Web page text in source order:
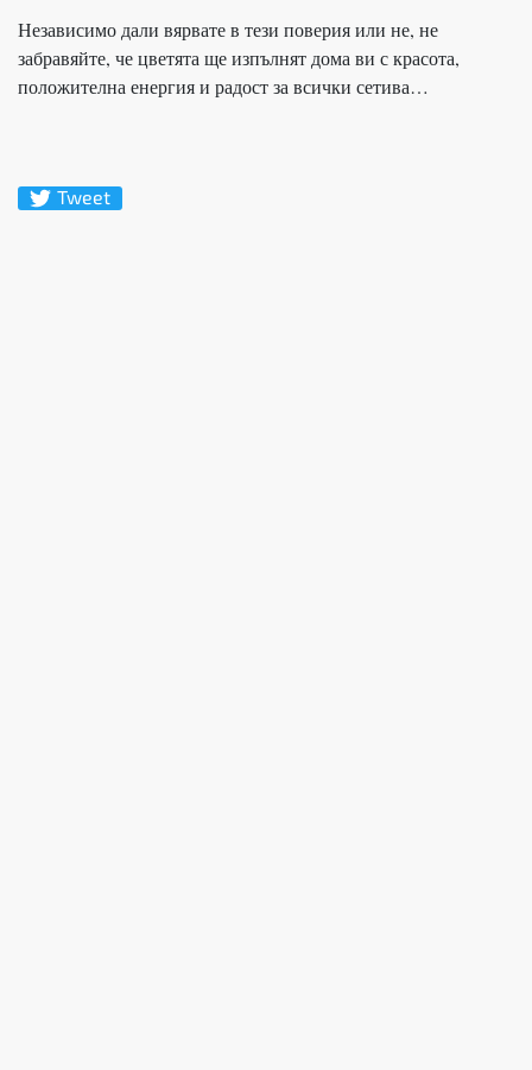
Независимо дали вярвате в тези поверия или не, не
забравяйте, че цветята ще изпълнят дома ви с красота,
положителна енергия и радост за всички сетива…
Tweet